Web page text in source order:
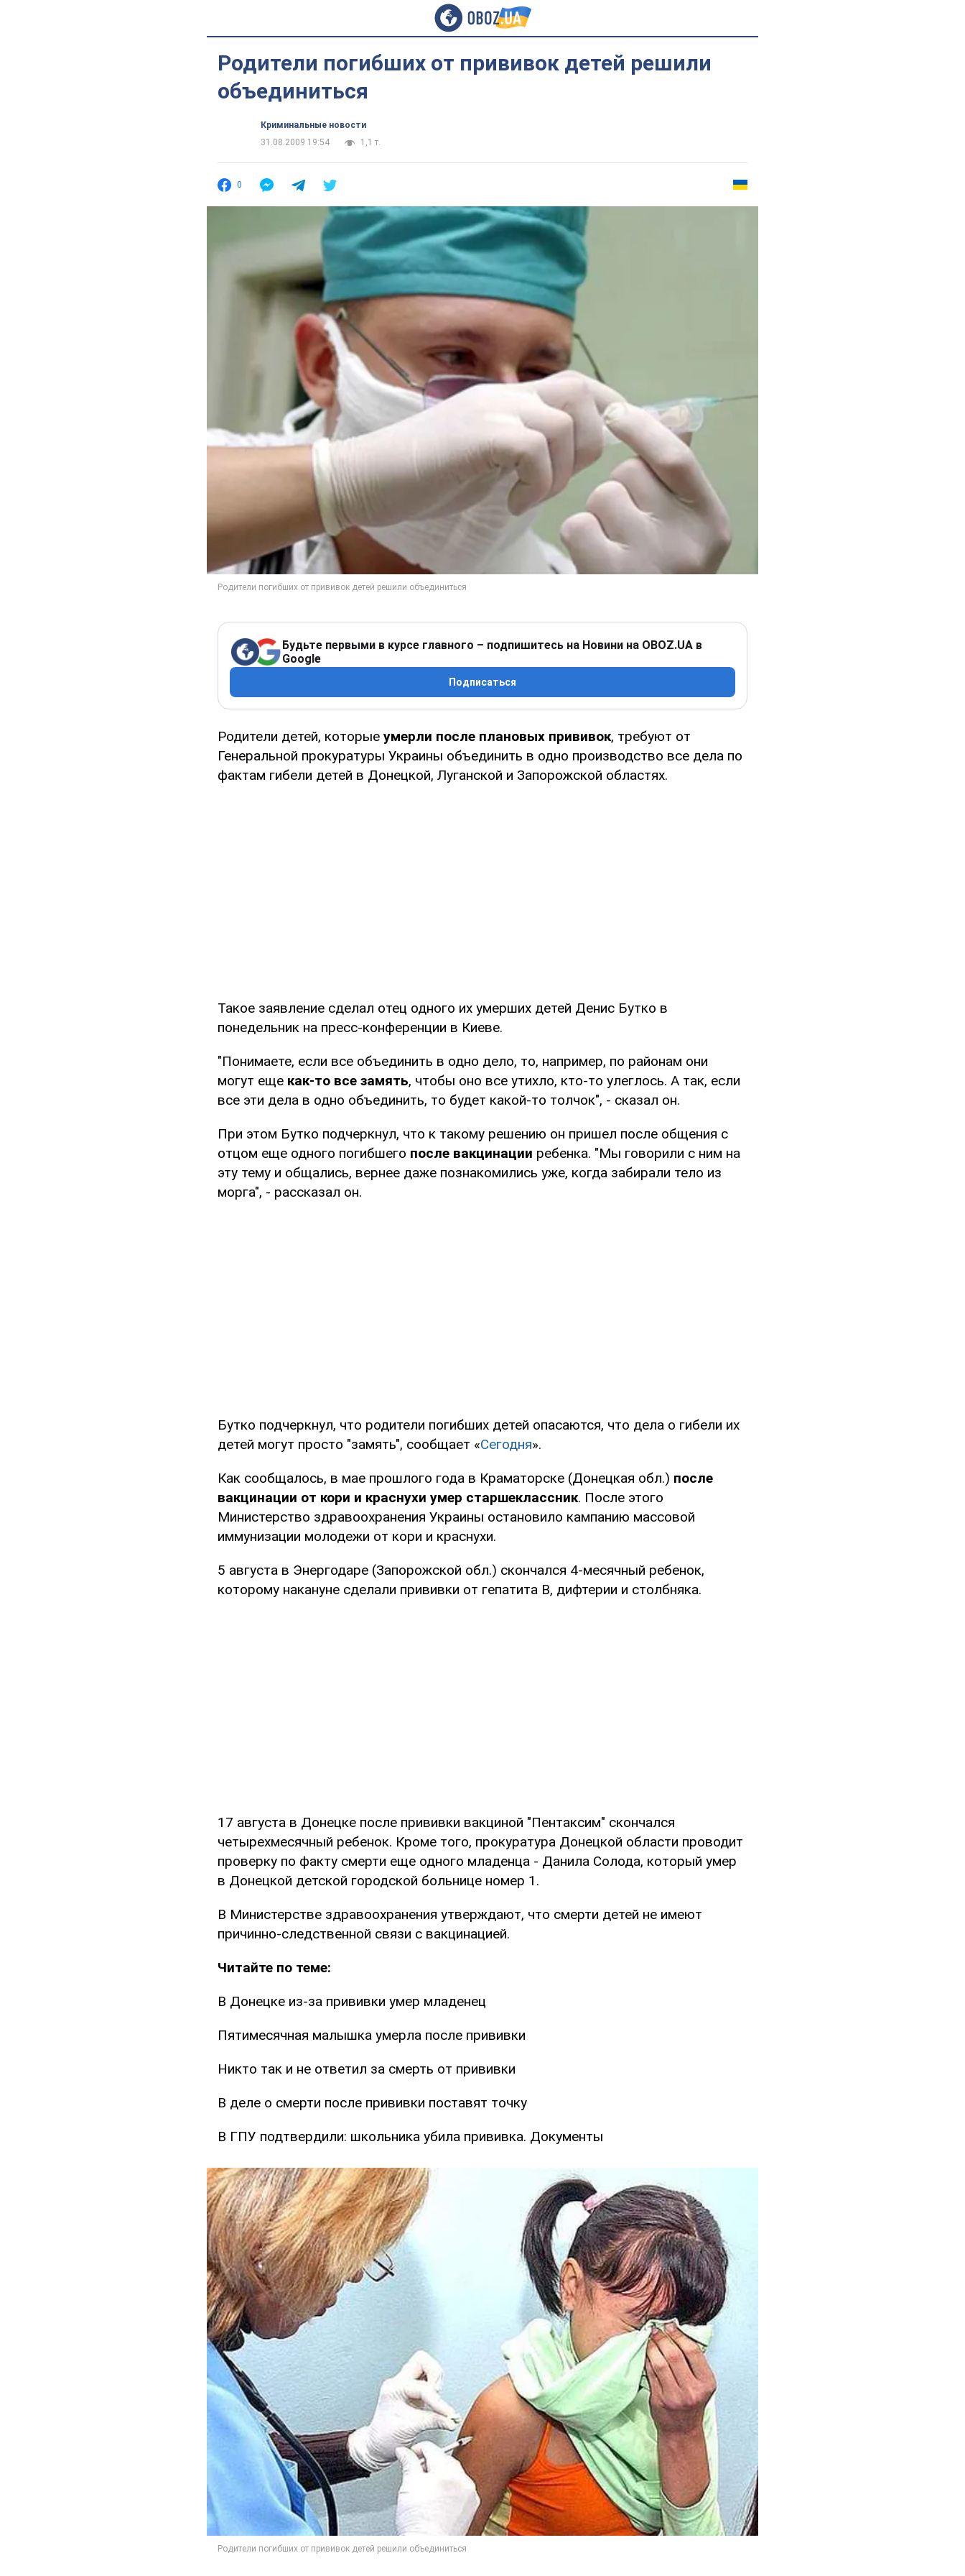
Родители погибших от прививок детей решили
объединиться
Криминальные новости
31.08.2009 19:54
1,1 т.
0
Будьте первыми в курсе главного – подпишитесь на Новини на OBOZ.UA в
Google
Подписаться
Родители детей, которые умерли после плановых прививок, требуют от
Генеральной прокуратуры Украины объединить в одно производство все дела по
фактам гибели детей в Донецкой, Луганской и Запорожской областях.
Такое заявление сделал отец одного их умерших детей Денис Бутко в
понедельник на пресс-конференции в Киеве.
"Понимаете, если все объединить в одно дело, то, например, по районам они
могут еще как-то все замять, чтобы оно все утихло, кто-то улеглось. А так, если
все эти дела в одно объединить, то будет какой-то толчок", - сказал он.
При этом Бутко подчеркнул, что к такому решению он пришел после общения с
отцом еще одного погибшего после вакцинации ребенка. "Мы говорили с ним на
эту тему и общались, вернее даже познакомились уже, когда забирали тело из
морга", - рассказал он.
Бутко подчеркнул, что родители погибших детей опасаются, что дела о гибели их
детей могут просто "замять", сообщает «Сегодня».
Как сообщалось, в мае прошлого года в Краматорске (Донецкая обл.) после
вакцинации от кори и краснухи умер старшеклассник. После этого
Министерство здравоохранения Украины остановило кампанию массовой
иммунизации молодежи от кори и краснухи.
5 августа в Энергодаре (Запорожской обл.) скончался 4-месячный ребенок,
которому накануне сделали прививки от гепатита В, дифтерии и столбняка.
17 августа в Донецке после прививки вакциной "Пентаксим" скончался
четырехмесячный ребенок. Кроме того, прокуратура Донецкой области проводит
проверку по факту смерти еще одного младенца - Данила Солода, который умер
в Донецкой детской городской больнице номер 1.
В Министерстве здравоохранения утверждают, что смерти детей не имеют
причинно-следственной связи с вакцинацией.
Читайте по теме:
В Донецке из-за прививки умер младенец
Пятимесячная малышка умерла после прививки
Никто так и не ответил за смерть от прививки
В деле о смерти после прививки поставят точку
В ГПУ подтвердили: школьника убила прививка. Документы